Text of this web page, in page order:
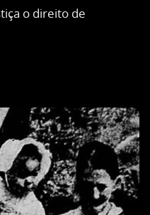
o direito de